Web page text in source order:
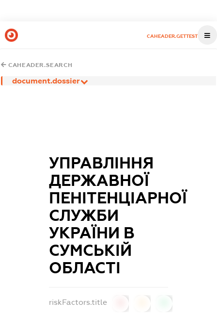
CAHEADER.GETTEST
CAHEADER.SEARCH
document.dossier
УПРАВЛІННЯ
ДЕРЖАВНОЇ
ПЕНІТЕНЦІАРНОЇ
СЛУЖБИ
УКРАЇНИ В
СУМСЬКІЙ
ОБЛАСТІ
riskFactors.title